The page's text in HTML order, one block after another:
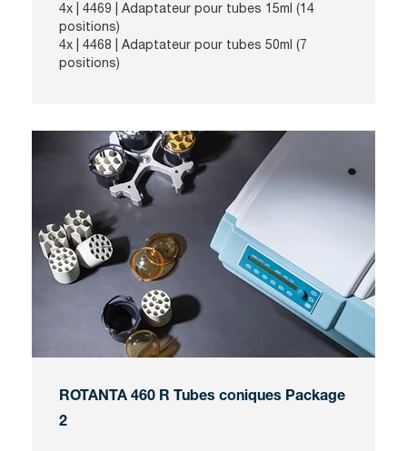
4x | 4469 | Adaptateur pour tubes 15ml (14
positions)
4x | 4468 | Adaptateur pour tubes 50ml (7
positions)
ROTANTA 460 R Tubes coniques Package
2